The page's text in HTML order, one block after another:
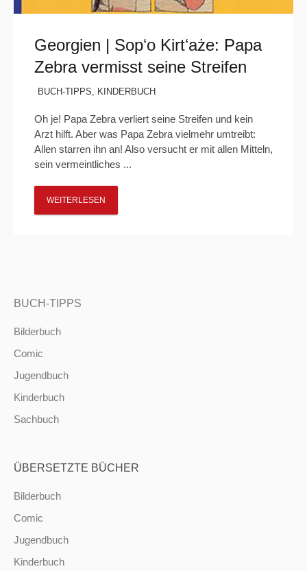
Georgien | Sopʻo Kirtʻaże: Papa
Zebra vermisst seine Streifen
BUCH-TIPPS, KINDERBUCH
Oh je! Papa Zebra verliert seine Streifen und kein
Arzt hilft. Aber was Papa Zebra vielmehr umtreibt:
Allen starren ihn an! Also versucht er mit allen Mitteln,
sein vermeintliches ...
WEITERLESEN
BUCH-TIPPS
Bilderbuch
Comic
Jugendbuch
Kinderbuch
Sachbuch
ÜBERSETZTE BÜCHER
Bilderbuch
Comic
Jugendbuch
Kinderbuch